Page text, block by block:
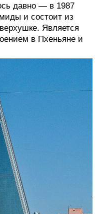
давно — в 1987
и состоит из
Является
в Пхеньяне и